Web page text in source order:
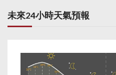
未來24小時天氣預報